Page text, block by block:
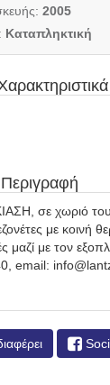
2005
Καταπληκτική
σε χωριό του
με κοινή
μαζί με τον
email: